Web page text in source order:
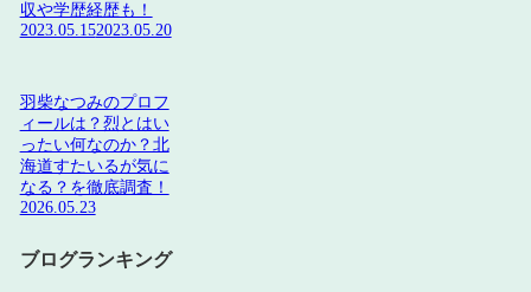
収や学歴経歴も！
2023.05.152023.05.20
羽柴なつみのプロフ
ィールは？烈とはい
ったい何なのか？北
海道すたいるが気に
なる？を徹底調査！
2026.05.23
ブログランキング